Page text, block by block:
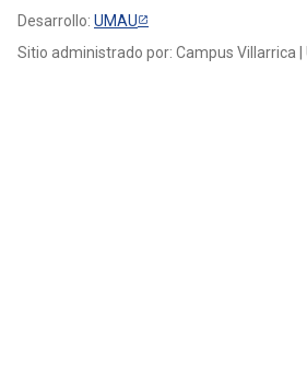
Desarrollo: UMAU
Sitio administrado por: Campus Villarrica |